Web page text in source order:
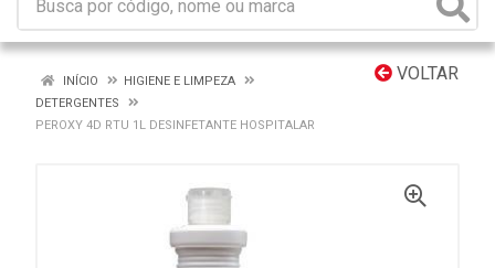
VOLTAR
INÍCIO
HIGIENE E LIMPEZA
DETERGENTES
PEROXY 4D RTU 1L DESINFETANTE HOSPITALAR